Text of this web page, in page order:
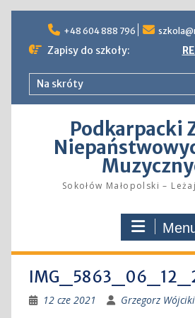
content
+48 604 888 796
Zapisy do szkoły:
Na skróty
Podkarpacki
Sokołów Małopolski –
12 cze 2021 Grzegorz